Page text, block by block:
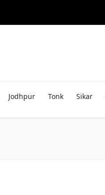
Jodhpur Tonk Sikar